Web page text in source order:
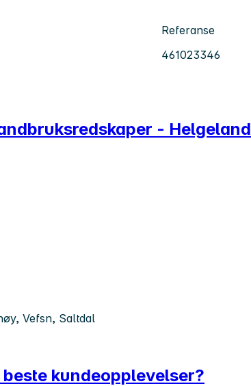
Referanse
461023346
- Helgeland
Vefsn, Saltdal
kundeopplevelser?